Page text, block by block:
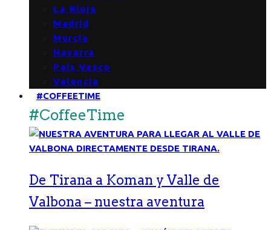
La Rioja
Madrid
Murcia
Navarra
País Vasco
Valencia
#COFFEETIME
#CoffeeTime
De Tirana a Koman y Valle de
Valbona – nuestra aventura